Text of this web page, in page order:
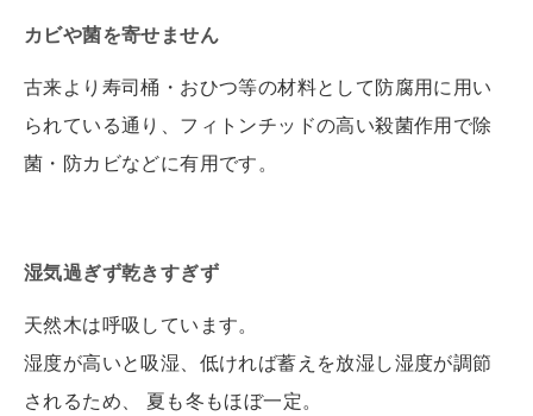
カビや菌を寄せません
古来より寿司桶・おひつ等の材料として防腐用に用い
られている通り、フィトンチッドの高い殺菌作用で除
菌・防カビなどに有用です。
湿気過ぎず乾きすぎず
天然木は呼吸しています。
湿度が高いと吸湿、低ければ蓄えを放湿し湿度が調節
されるため、 夏も冬もほぼ一定。